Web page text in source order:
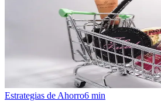
Estrategias de Ahorro6 min